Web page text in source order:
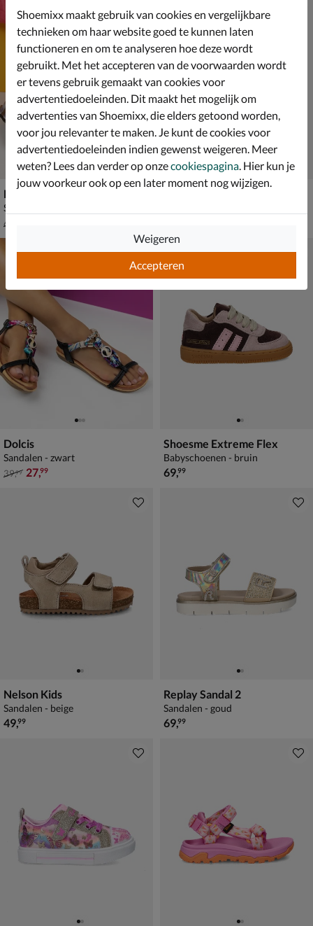
Nelson Kids
Sandalen - zilver
van € 69,99 vanaf € 45,49
69
Kipling Easy 4
Dolcis
Sandalen - zwart
van € 39,99 voor € 27,99
39,99 27,99
Shoesme Extreme Flex
Babyschoenen - bruin
€ 69,99
69,99
Nelson Kids
Sandalen - beige
€ 49,99
49,99
Replay Sandal 2
Sandalen - goud
€ 69,99
69,99
Shoemixx maakt gebruik van cookies en vergelijkbare
technieken om haar website goed te kunnen laten
functioneren en om te analyseren hoe deze wordt
gebruikt. Met het accepteren van de voorwaarden wordt
er tevens gebruik gemaakt van cookies voor
advertentiedoeleinden. Dit maakt het mogelijk om
advertenties van Shoemixx, die elders getoond worden,
voor jou relevanter te maken. Je kunt de cookies voor
advertentiedoeleinden indien gewenst weigeren. Meer
weten? Lees dan verder op onzecookiespagina . Hier kun je
jouw voorkeur ook op een later moment nog wijzigen.
Accepteren
Weigeren